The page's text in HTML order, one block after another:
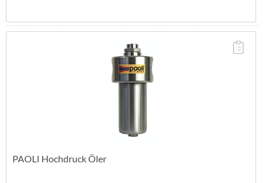
PAOLI Hochdruck Öler